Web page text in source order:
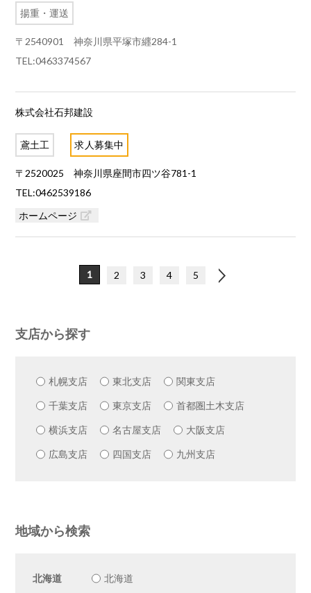
揚重・運送
〒2540901 神奈川県平塚市纒284-1
TEL:0463374567
株式会社石邦建設
鳶土工 求人募集中
〒2520025 神奈川県座間市四ツ谷781-1
TEL:0462539186
ホームページ
1 2 3 4 5
支店から探す
札幌支店 東北支店 関東支店
千葉支店 東京支店 首都圏土木支店
横浜支店 名古屋支店 大阪支店
広島支店 四国支店 九州支店
地域から検索
北海道 北海道